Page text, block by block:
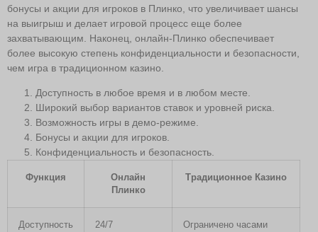
бонусы и акции для игроков в Плинко, что увеличивает шансы
на выигрыш и делает игровой процесс еще более
захватывающим. Наконец, онлайн-Плинко обеспечивает
более высокую степень конфиденциальности и безопасности,
чем игра в традиционном казино.
Доступность в любое время и в любом месте.
Широкий выбор вариантов ставок и уровней риска.
Возможность игры в демо-режиме.
Бонусы и акции для игроков.
Конфиденциальность и безопасность.
Функция
Онлайн
Плинко
Традиционное Казино
Доступность 24/7
Ограничено часами